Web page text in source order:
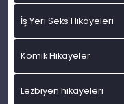
İş Yeri Seks Hikayeleri
Komik Hikayeler
Lezbiyen hikayeleri